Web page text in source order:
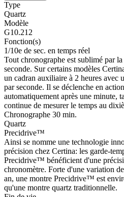
Type
Quartz
Modèle
G10.212
Fonction(s)
1/10e de sec. en temps réel
Tout chronographe est sublimé par
seconde. Sur certains modèles
un cadran auxiliaire à 2 heures avec
par seconde. Il se déclenche en
automatiquement après une minute,
continue de mesurer le temps au
Chronographe 30 min.
Quartz
Precidrive™
Ainsi se nomme une technologie
précision chez Certina: les garde-
Precidrive™ bénéficient d'une
chronomètre. Forte d'une variation
an, une montre Precidrive™ est
qu'une montre quartz traditionnelle.